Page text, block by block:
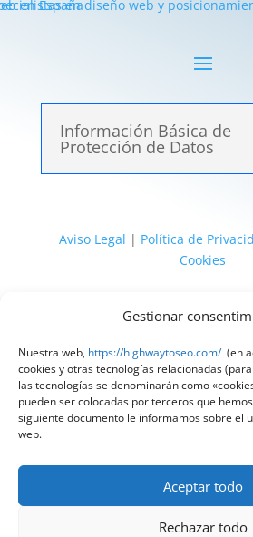
Gestionar
Nuestra web, https://highwaytoseo.com/ (en
cookies y otras tecnologías relacionadas
las tecnologías se denominarán como
pueden ser colocadas por terceros que
siguiente documento le informamos sobre el
web.
Aceptar todo
Rechazar todo
Información Básica de
Protección de Datos
Aviso Legal | Política de
Cookies
@ 2025 Diseñado por HighWay To
Compliance«Tu Compliance de